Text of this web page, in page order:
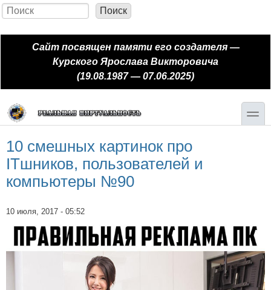
Перейти к основному содержанию
Skip to search
Форма поиска
Поиск
Сайт посвящен памяти его создателя —
Курского Ярослава Викторовича
(19.08.1987 — 07.06.2025)
toggle
10 смешных картинок про
ITшников, пользователей и
компьютеры №90
10 июля, 2017 - 05:52